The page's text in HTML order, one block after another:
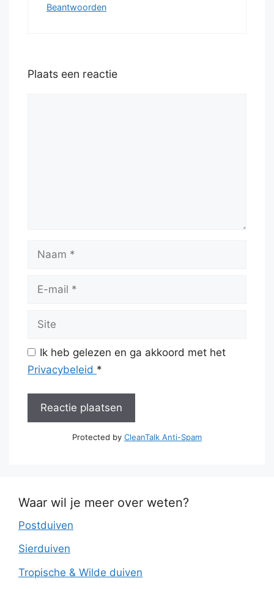
Beantwoorden
Plaats een reactie
Naam
Site
Ik heb gelezen en ga akkoord met het
Privacybeleid *
Protected by CleanTalk Anti-Spam
Waar wil je meer over weten?
Postduiven
Sierduiven
Tropische & Wilde duiven